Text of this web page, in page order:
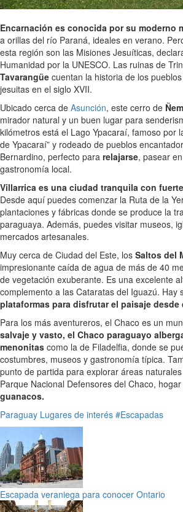
Encarnación es conocida por su moderno
a orillas del río Paraná, ideales en verano.
esta región son las Misiones Jesuíticas,
Humanidad por la UNESCO. Las ruinas de
Tavarangüe cuentan la historia de los
jesuitas en el siglo XVII.
Ubicado cerca de Asunción, este cerro de
mirador natural y un buen lugar para
kilómetros está el Lago Ypacaraí, famoso por
de Ypacaraí” y rodeado de pueblos
Bernardino, perfecto para relajarse, pasear
gastronomía local.
Villarrica es una ciudad tranquila con
Desde aquí puedes comenzar la Ruta de la
plantaciones y fábricas donde se produce la
paraguaya. Además, puedes visitar museos,
mercados artesanales.
Muy cerca de Ciudad del Este, los Saltos del
impresionante caída de agua de más de 40
de vegetación exuberante. Es una excelente
complemento a las Cataratas del Iguazú. Hay
plataformas para disfrutar el paisaje
Para los más aventureros, el Chaco es un
salvaje y vasto, el Chaco paraguayo
menonitas como la de Filadelfia, donde se
costumbres, museos y gastronomía típica.
punto de partida para explorar áreas
Parque Nacional Defensores del Chaco,
guanacos.
Paraguay Lugares de interés #Escapadas
Escapada veraniega para conocer Ontario